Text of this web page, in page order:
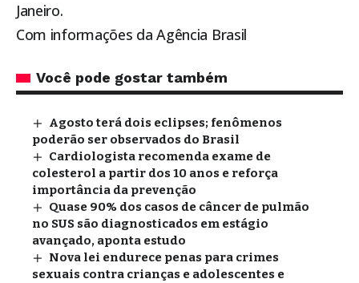
Janeiro.
Com informações da Agência Brasil
Você pode gostar também
Agosto terá dois eclipses; fenômenos
poderão ser observados do Brasil
Cardiologista recomenda exame de
colesterol a partir dos 10 anos e reforça
importância da prevenção
Quase 90% dos casos de câncer de pulmão
no SUS são diagnosticados em estágio
avançado, aponta estudo
Nova lei endurece penas para crimes
sexuais contra crianças e adolescentes e